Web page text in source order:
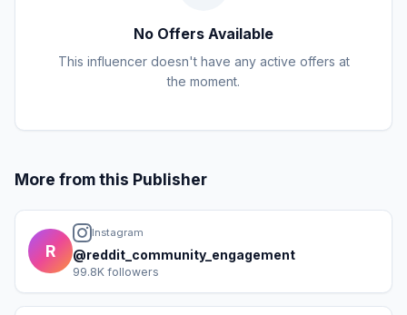
No Offers Available
This influencer doesn't have any active offers at
the moment.
More from this Publisher
R
Instagram
@reddit_community_engagement
99.8K followers